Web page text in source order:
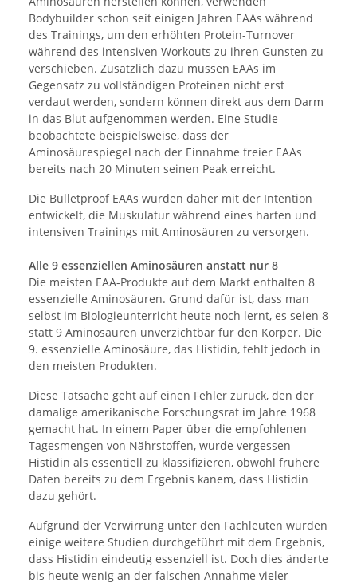
Bodybuilder schon seit einigen Jahren EAAs während
des Trainings, um den erhöhten Protein-Turnover
während des intensiven Workouts zu ihren Gunsten zu
verschieben. Zusätzlich dazu müssen EAAs im
Gegensatz zu vollständigen Proteinen nicht erst
verdaut werden, sondern können direkt aus dem Darm
in das Blut aufgenommen werden. Eine Studie
beobachtete beispielsweise, dass der
Aminosäurespiegel nach der Einnahme freier EAAs
bereits nach 20 Minuten seinen Peak erreicht.
Die Bulletproof EAAs wurden daher mit der Intention
entwickelt, die Muskulatur während eines harten und
intensiven Trainings mit Aminosäuren zu versorgen.
Alle 9 essenziellen Aminosäuren anstatt nur 8
Die meisten EAA-Produkte auf dem Markt enthalten 8
essenzielle Aminosäuren. Grund dafür ist, dass man
selbst im Biologieunterricht heute noch lernt, es seien 8
statt 9 Aminosäuren unverzichtbar für den Körper. Die
9. essenzielle Aminosäure, das Histidin, fehlt jedoch in
den meisten Produkten.
Diese Tatsache geht auf einen Fehler zurück, den der
damalige amerikanische Forschungsrat im Jahre 1968
gemacht hat. In einem Paper über die empfohlenen
Tagesmengen von Nährstoffen, wurde vergessen
Histidin als essentiell zu klassifizieren, obwohl frühere
Daten bereits zu dem Ergebnis kanem, dass Histidin
dazu gehört.
Aufgrund der Verwirrung unter den Fachleuten wurden
einige weitere Studien durchgeführt mit dem Ergebnis,
dass Histidin eindeutig essenziell ist. Doch dies änderte
bis heute wenig an der falschen Annahme vieler